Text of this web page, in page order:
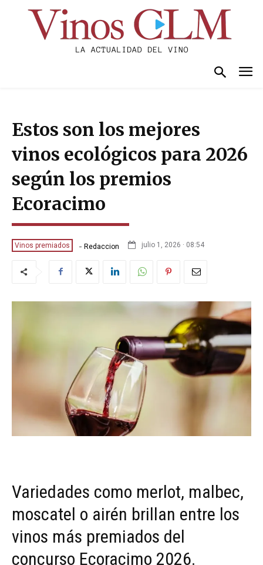
Estos son los mejores
vinos ecológicos para 2026
según los premios
Ecoracimo
Vinos premiados - Redaccion julio 1, 2026 · 08:54
Variedades como merlot, malbec,
moscatel o airén brillan entre los
vinos más premiados del
concurso Ecoracimo 2026.